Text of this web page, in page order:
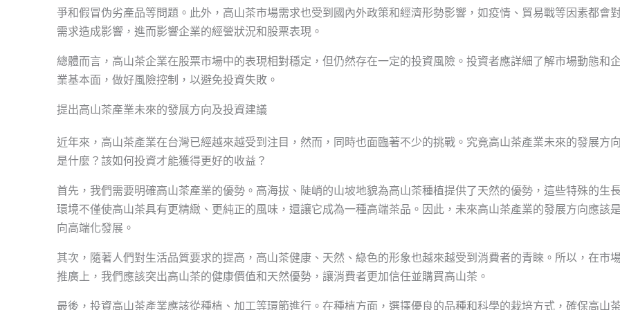
爭和假冒伪劣產品等問題。此外，高山茶市場需求也受到國內外政策和經濟形勢影響，如疫情、貿易戰等因素都會
需求造成影響，進而影響企業的經營狀況和股票表現。
總體而言，高山茶企業在股票市場中的表現相對穩定，但仍然存在一定的投資風險。投資者應詳細了解市場動態和
業基本面，做好風險控制，以避免投資失敗。
提出高山茶產業未來的發展方向及投資建議
近年來，高山茶產業在台灣已經越來越受到注目，然而，同時也面臨著不少的挑戰。究竟高山茶產業未來的發展方向
是什麼？該如何投資才能獲得更好的收益？
首先，我們需要明確高山茶產業的優勢。高海拔、陡峭的山坡地貌為高山茶種植提供了天然的優勢，這些特殊的生
環境不僅使高山茶具有更精緻、更純正的風味，還讓它成為一種高端茶品。因此，未來高山茶產業的發展方向應該
向高端化發展。
其次，隨著人們對生活品質要求的提高，高山茶健康、天然、綠色的形象也越來越受到消費者的青睞。所以，在市
推廣上，我們應該突出高山茶的健康價值和天然優勢，讓消費者更加信任並購買高山茶。
最後，投資高山茶產業應該從種植、加工等環節進行。在種植方面，選擇優良的品種和科學的栽培方式，確保高山茶